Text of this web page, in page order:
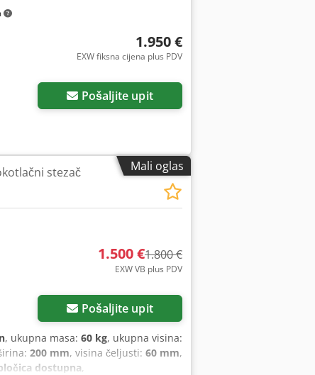
1.950 €
EXW fiksna cijena plus PDV
Pošaljite upit
Mali oglas
stezač
1.500 €1.800 €
EXW VB plus PDV
Pošaljite upit
, ukupna masa: 60 kg, ukupna visina:
200 mm, visina čeljusti: 60 mm,
dostupna,